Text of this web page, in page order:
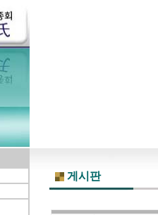
게시판